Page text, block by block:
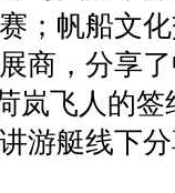
；帆船文
商，分享
岚飞人的
游艇线下